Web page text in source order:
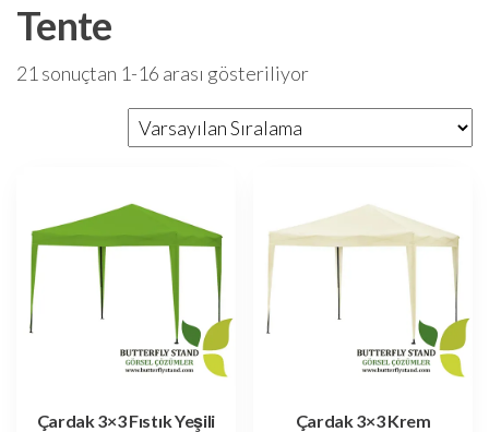
Tente
21 sonuçtan 1-16 arası gösteriliyor
Çardak 3×3 Fıstık Yeşili Çardak 3×3 Krem